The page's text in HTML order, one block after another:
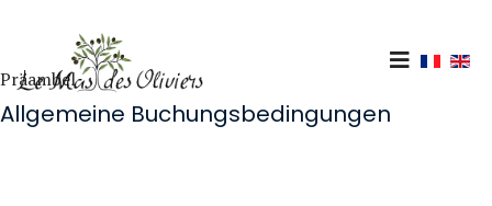
Präambel
Allgemeine Buchungsbedingungen